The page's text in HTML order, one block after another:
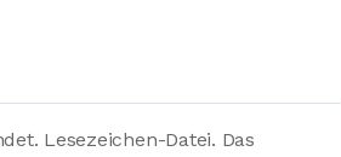
Lesezeichen-Datei. Das